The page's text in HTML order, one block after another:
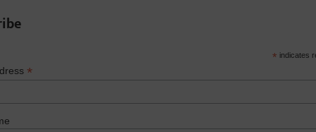
* indicates
*